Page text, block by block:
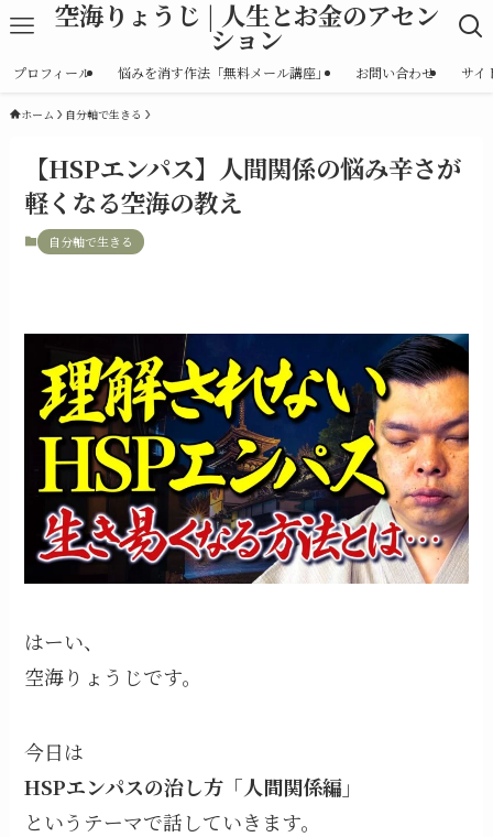
空海りょうじ | 人生とお金のアセン
ション
プロフィール 悩みを消す作法「無料メール講座」 お問い合わせ サイ
ホーム 自分軸で生きる
【HSPエンパス】人間関係の悩み辛さが
軽くなる空海の教え
自分軸で生きる
はーい、
空海りょうじです。
今日は
HSPエンパスの治し方「人間関係編」
というテーマで話していきます。